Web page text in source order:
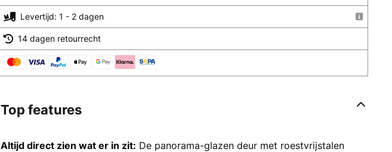
Levertijd: 1 - 2 dagen
14 dagen retourrecht
Top features
Altijd direct zien wat er in zit: De panorama-glazen deur met roestvrijstalen